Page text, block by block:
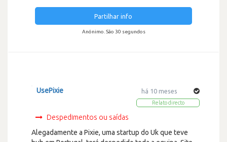
Partilhar info
Anónimo. São 30 segundos
há 10 meses
Relato directo
UsePixie
Despedimentos ou saídas
Alegadamente a Pixie, uma startup do Uk que teve